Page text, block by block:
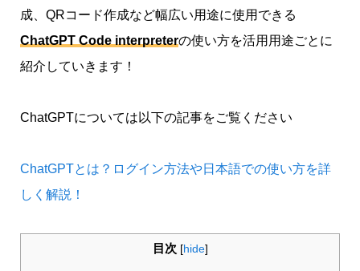
成、QRコード作成など幅広い用途に使用できる
ChatGPT Code interpreterの使い方を活用用途ごとに
紹介していきます！
ChatGPTについては以下の記事をご覧ください
ChatGPTとは？ログイン方法や日本語での使い方を詳
しく解説！
目次 [hide]